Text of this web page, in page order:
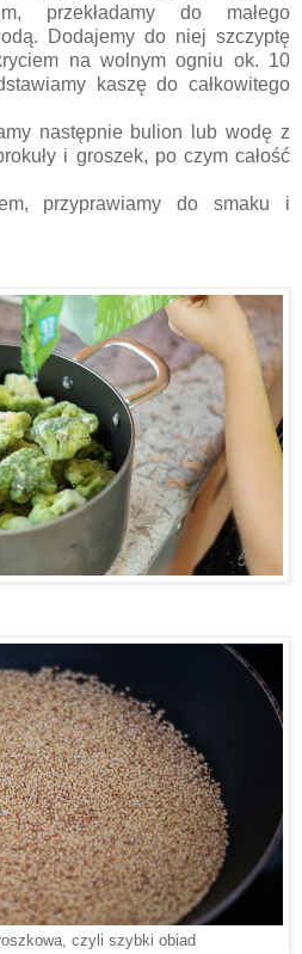
przekładamy do małego
Dodajemy do niej szczyptę
na wolnym ogniu ok. 10
kaszę do całkowitego
następnie bulion lub wodę z
i groszek, po czym całość
przyprawiamy do smaku i
czyli szybki obiad